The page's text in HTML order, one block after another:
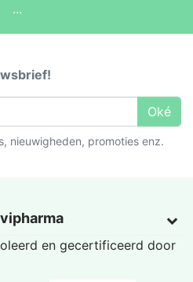
...
Oké
nieuwigheden, promoties enz.
en gecertificeerd door